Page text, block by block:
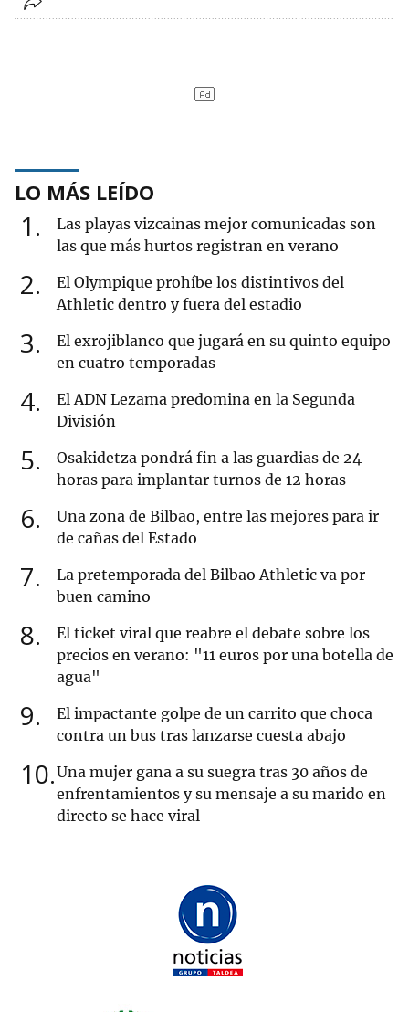
LO MÁS LEÍDO
1
Las playas vizcainas mejor comunicadas son
las que más hurtos registran en verano
2
El Olympique prohíbe los distintivos del
Athletic dentro y fuera del estadio
3
El exrojiblanco que jugará en su quinto equipo
en cuatro temporadas
4
El ADN Lezama predomina en la Segunda
División
5
Osakidetza pondrá fin a las guardias de 24
horas para implantar turnos de 12 horas
6
Una zona de Bilbao, entre las mejores para ir
de cañas del Estado
7
La pretemporada del Bilbao Athletic va por
buen camino
8
El ticket viral que reabre el debate sobre los
precios en verano: "11 euros por una botella de
agua"
9
El impactante golpe de un carrito que choca
contra un bus tras lanzarse cuesta abajo
10 Una mujer gana a su suegra tras 30 años de
enfrentamientos y su mensaje a su marido en
directo se hace viral